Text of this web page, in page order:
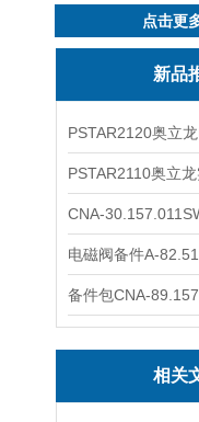
点击更
新品
PSTAR2120奥立
PSTAR2110奥立
电磁阀备件A-
备件包CNA-
相关